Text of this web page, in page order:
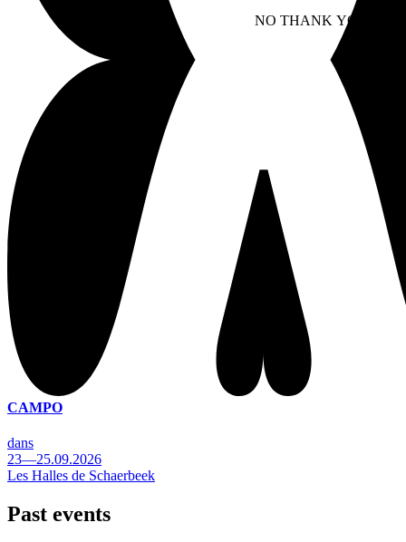
CAMPO
dans
23—25.09.2026
Les Halles de Schaerbeek
Past events
NO THANK YOU
WITHDRAW